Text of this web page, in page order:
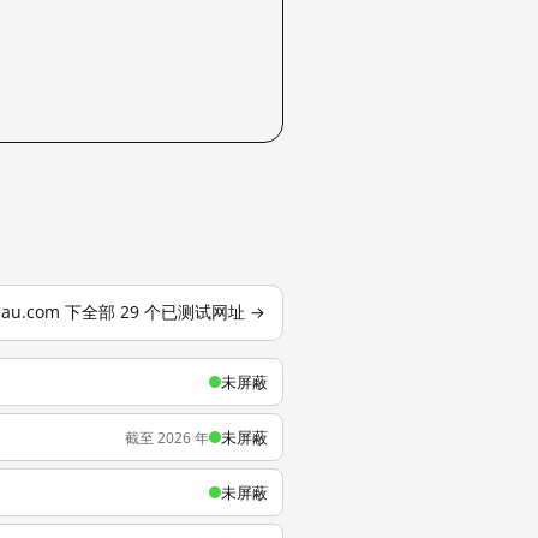
下全部 29 个已测试网址 →
未屏蔽
截至 2026 年 未屏蔽
未屏蔽